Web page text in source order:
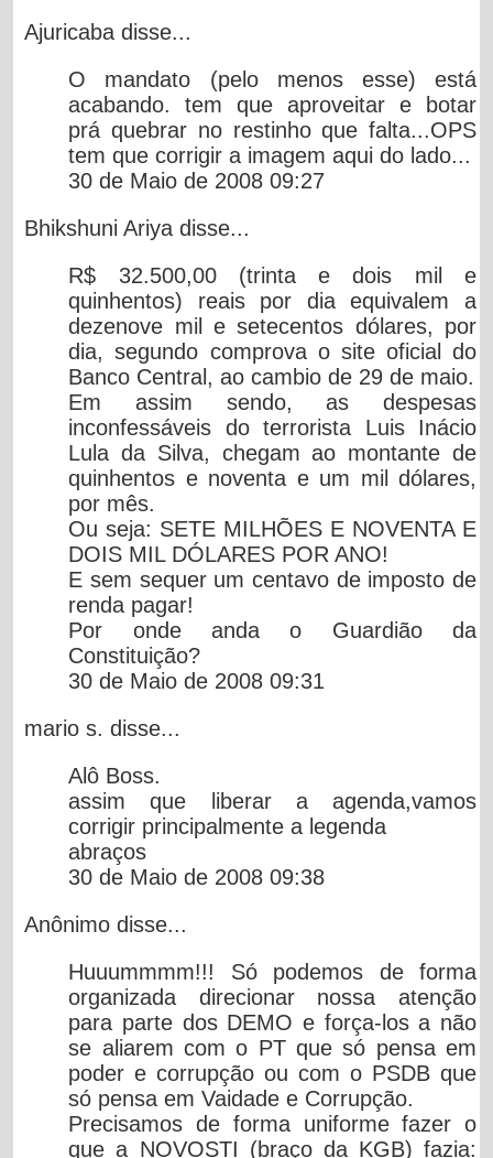
Ajuricaba disse...
O mandato (pelo menos esse) está
acabando. tem que aproveitar e botar
prá quebrar no restinho que falta...OPS
tem que corrigir a imagem aqui do lado...
30 de Maio de 2008 09:27
Bhikshuni Ariya disse...
R$ 32.500,00 (trinta e dois mil e
quinhentos) reais por dia equivalem a
dezenove mil e setecentos dólares, por
dia, segundo comprova o site oficial do
Banco Central, ao cambio de 29 de maio.
Em assim sendo, as despesas
inconfessáveis do terrorista Luis Inácio
Lula da Silva, chegam ao montante de
quinhentos e noventa e um mil dólares,
por mês.
Ou seja: SETE MILHÕES E NOVENTA E
DOIS MIL DÓLARES POR ANO!
E sem sequer um centavo de imposto de
renda pagar!
Por onde anda o Guardião da
Constituição?
30 de Maio de 2008 09:31
mario s. disse...
Alô Boss.
assim que liberar a agenda,vamos
corrigir principalmente a legenda
abraços
30 de Maio de 2008 09:38
Anônimo disse...
Huuummmm!!! Só podemos de forma
organizada direcionar nossa atenção
para parte dos DEMO e força-los a não
se aliarem com o PT que só pensa em
poder e corrupção ou com o PSDB que
só pensa em Vaidade e Corrupção.
Precisamos de forma uniforme fazer o
que a NOVOSTI (braço da KGB) fazia: